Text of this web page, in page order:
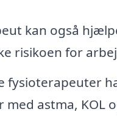
kan også
risikoen for
fysioterapeuter
astma, KOL